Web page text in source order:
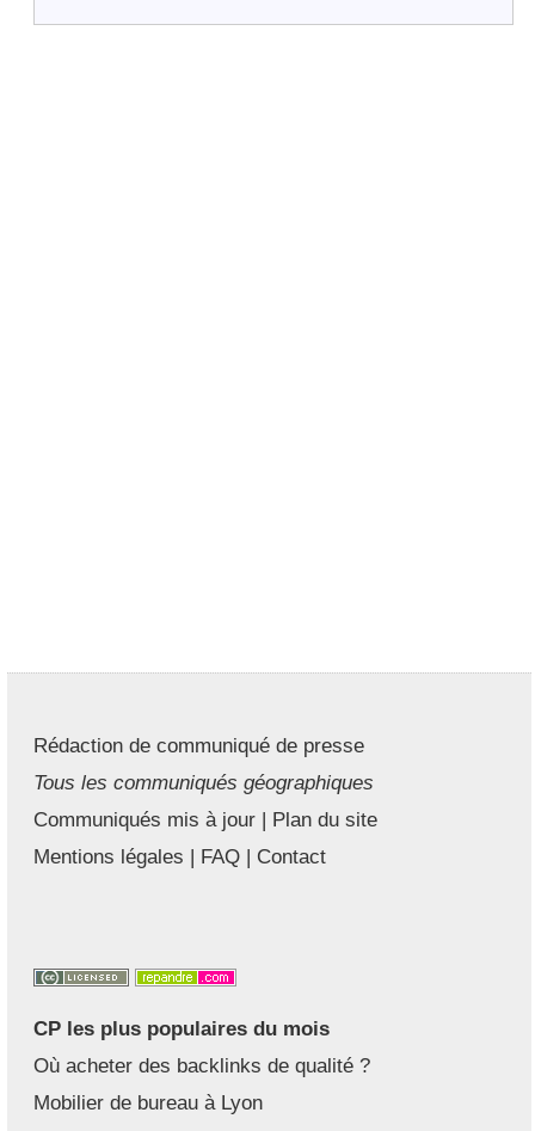
Rédaction de communiqué de presse
Tous les communiqués géographiques
Communiqués mis à jour | Plan du site
Mentions légales | FAQ | Contact
CP les plus populaires du mois
Où acheter des backlinks de qualité ?
Mobilier de bureau à Lyon